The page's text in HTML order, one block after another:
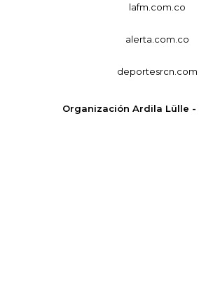
lafm.com.co
alerta.com.co
deportesrcn.com
Organización Ardila Lülle -